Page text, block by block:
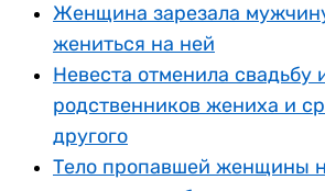
Женщина зарезала
жениться на ней
Невеста отменила свадьбу
родственников жениха и
другого
Тело пропавшей женщины